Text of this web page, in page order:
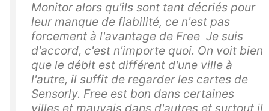
Monitor alors qu'ils sont tant décriés pour
leur manque de fiabilité, ce n'est pas
forcement à l'avantage de Free Je suis
d'accord, c'est n'importe quoi. On voit bien
que le débit est différent d'une ville à
l'autre, il suffit de regarder les cartes de
Sensorly. Free est bon dans certaines